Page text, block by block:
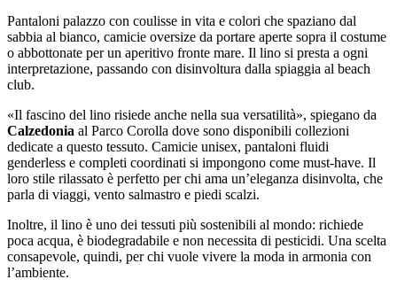
Pantaloni palazzo con coulisse in vita e colori che spaziano dal
sabbia al bianco, camicie oversize da portare aperte sopra il costume
o abbottonate per un aperitivo fronte mare. Il lino si presta a ogni
interpretazione, passando con disinvoltura dalla spiaggia al beach
club.
«Il fascino del lino risiede anche nella sua versatilità», spiegano da
Calzedonia al Parco Corolla dove sono disponibili collezioni
dedicate a questo tessuto. Camicie unisex, pantaloni fluidi
genderless e completi coordinati si impongono come must-have. Il
loro stile rilassato è perfetto per chi ama un’eleganza disinvolta, che
parla di viaggi, vento salmastro e piedi scalzi.
Inoltre, il lino è uno dei tessuti più sostenibili al mondo: richiede
poca acqua, è biodegradabile e non necessita di pesticidi. Una scelta
consapevole, quindi, per chi vuole vivere la moda in armonia con
l’ambiente.